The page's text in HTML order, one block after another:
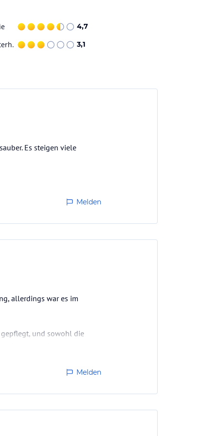
4,7
3,1
Es steigen viele
Melden
allerdings war es im
und sowohl die
warm war.
Melden